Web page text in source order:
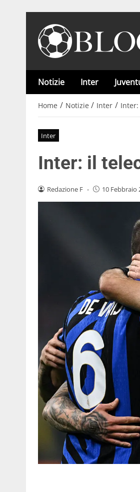
Notizie Inter
Home / Notizie / Inter /
Inter
Inter: il
Redazione F - 10 Febbraio